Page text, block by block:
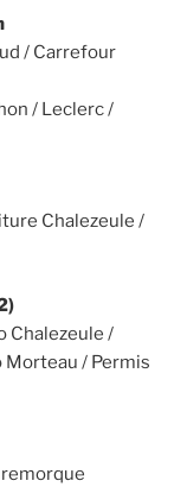
/ Carrefour
/ Leclerc /
Chalezeule /
Chalezeule /
Morteau / Permis